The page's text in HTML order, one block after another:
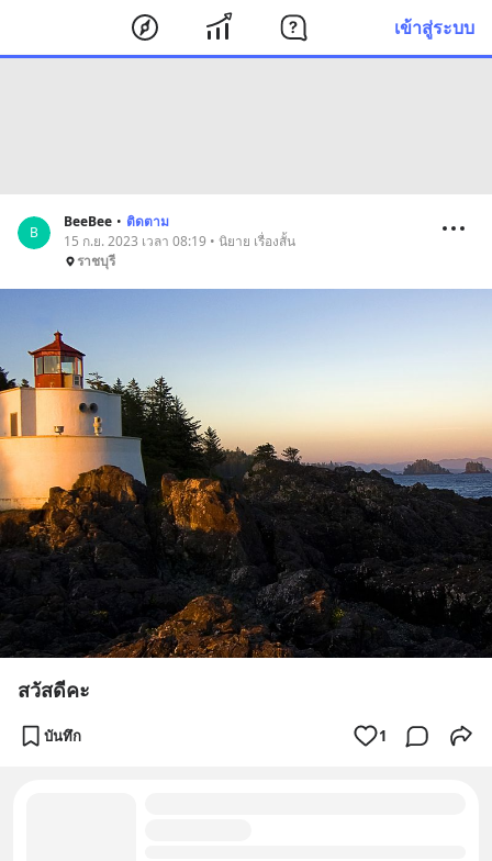
เข้าสู่ระบบ
B
BeeBee • ติดตาม
15 ก.ย. 2023 เวลา 08:19 • นิยาย เรื่องสั้น
ราชบุรี
สวัสดีคะ
บันทึก 1